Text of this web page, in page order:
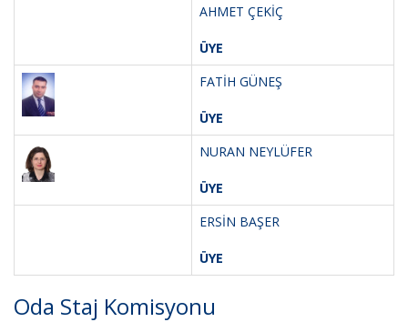
AHMET ÇEKİÇ
ÜYE
FATİH GÜNEŞ
ÜYE
NURAN NEYLÜFER
ÜYE
ERSİN BAŞER
ÜYE
Oda Staj Komisyonu